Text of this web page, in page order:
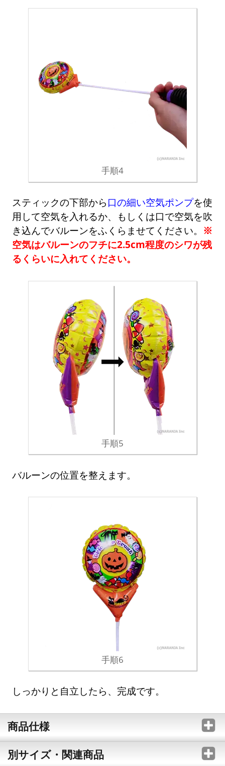
手順4
スティックの下部から 口の細い空気ポンプを使
用して空気を入れるか、もしくは口で空気を吹
き込んでバルーンをふくらませてください。 ※
空気はバルーンのフチに2.5cm程度のシワが残
るくらいに入れてください。
手順5
バルーンの位置を整えます。
手順6
しっかりと自立したら、完成です。
商品仕様
別サイズ・関連商品